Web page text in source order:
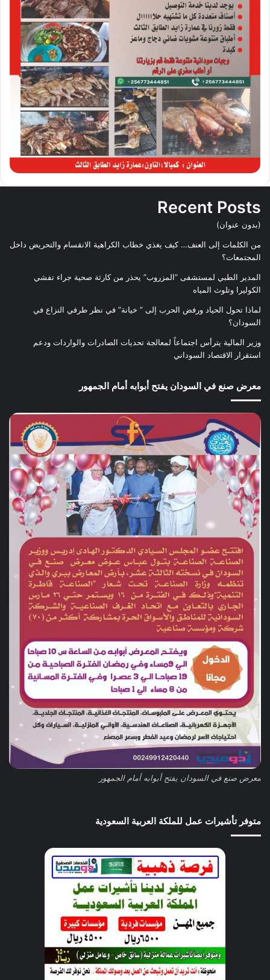
Recent Posts
(بدون عنوان)
من الكلمات إلى العنف… كيف يغذي خطاب الكراهية الانقسام والتحريض داخل
المجتمعات؟
المدير الطبي لمستشفى “المزروب” يحذر من كارثة صحية جراء تفشي
الكوليرا وتلوث المياه
لماذا تحول الحياد ورفض الحرب إلى ” خيانة” في نظر طرفي النزاع في
السودان؟
وزير المالية يترأس اجتماعاً لمعالجة تحديات الصادرات والواردات ودعم
استقرار الاقتصاد السوداني
معرض صنع في السودان يفتح أبوابه أمام الجمهور
معرض صنع في السودان يفتح أبوابه أمام الجمهور
متوفر تأشيرات عمل للملكة العربية السعودية